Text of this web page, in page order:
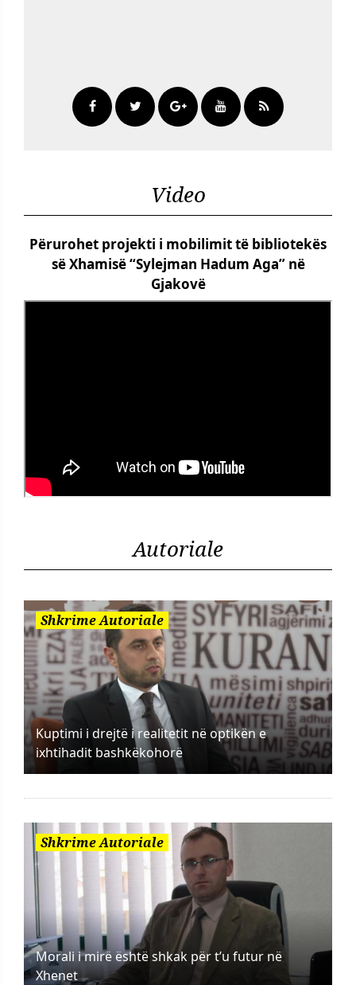
Video
Përurohet projekti i mobilimit të bibliotekës
së Xhamisë “Sylejman Hadum Aga” në
Gjakovë
Autoriale
Shkrime Autoriale
Kuptimi i drejtë i realitetit në optikën e
ixhtihadit bashkëkohorë
Shkrime Autoriale
Morali i mirë është shkak për t’u futur në
Xhenet